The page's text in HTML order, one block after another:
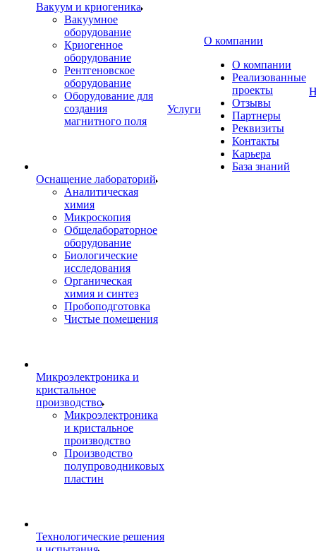
Вакуум и криогеника
Вакуумное
оборудование
Криогенное
оборудование
Рентгеновское
оборудование
Оборудование для
создания
магнитного поля
Оснащение лабораторий
Аналитическая
химия
Микроскопия
Общелабораторное
оборудование
Биологические
исследования
Органическая
химия и синтез
Пробоподготовка
Чистые помещения
Микроэлектроника и
кристальное
производство
Микроэлектроника
и кристальное
производство
Производство
полупроводниковых
пластин
Технологические решения
Услуги
О компании
О компании
Реализованные
проекты
Отзывы
Партнеры
Реквизиты
Контакты
Карьера
База знаний